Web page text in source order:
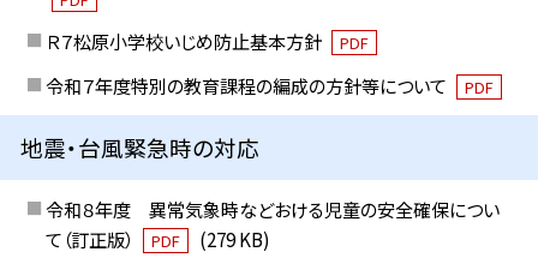
Ｒ７松原小学校いじめ防止基本方針 PDF
令和７年度特別の教育課程の編成の方針等について PDF
地震・台風緊急時の対応
令和８年度 異常気象時などおける児童の安全確保につい
て（訂正版）
PDF (279 KB)